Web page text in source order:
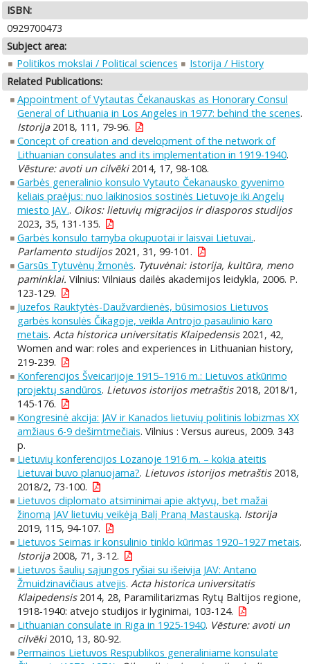
ISBN:
0929700473
Subject area:
Politikos mokslai / Political sciences
Istorija / History
Related Publications:
Appointment of Vytautas Čekanauskas as Honorary Consul
General of Lithuania in Los Angeles in 1977: behind the scenes.
Istorija2018, 111, 79-96.
Concept of creation and development of the network of
Lithuanian consulates and its implementation in 1919-1940.
Vēsture: avoti un cilvēki2014, 17, 98-108.
Garbės generalinio konsulo Vytauto Čekanausko gyvenimo
keliais praėjus: nuo laikinosios sostinės Lietuvoje iki Angelų
miesto JAV.. Oikos: lietuvių migracijos ir diasporos studijos
2023, 35, 131-135.
Garbės konsulo tarnyba okupuotai ir laisvai Lietuvai..
Parlamento studijos2021, 31, 99-101.
Garsūs Tytuvėnų žmonės. Tytuvėnai: istorija, kultūra, meno
paminklai. Vilnius: Vilniaus dailės akademijos leidykla, 2006. P.
123-129.
Juzefos Rauktytės-Daužvardienės, būsimosios Lietuvos
garbės konsulės Čikagoje, veikla Antrojo pasaulinio karo
metais. Acta historica universitatis Klaipedensis2021, 42,
Women and war: roles and experiences in Lithuanian history,
219-239.
Konferencijos Šveicarijoje 1915–1916 m.: Lietuvos atkūrimo
projektų sandūros. Lietuvos istorijos metraštis2018, 2018/1,
145-176.
Kongresinė akcija: JAV ir Kanados lietuvių politinis lobizmas XX
amžiaus 6-9 dešimtmečiais. Vilnius : Versus aureus, 2009. 343
p.
Lietuvių konferencijos Lozanoje 1916 m. – kokia ateitis
Lietuvai buvo planuojama?. Lietuvos istorijos metraštis2018,
2018/2, 73-100.
Lietuvos diplomato atsiminimai apie aktyvų, bet mažai
žinomą JAV lietuvių veikėją Balį Praną Mastauską. Istorija
2019, 115, 94-107.
Lietuvos Seimas ir konsulinio tinklo kūrimas 1920–1927 metais.
Istorija2008, 71, 3-12.
Lietuvos šaulių sąjungos ryšiai su išeivija JAV: Antano
Žmuidzinavičiaus atvejis. Acta historica universitatis
Klaipedensis2014, 28, Paramilitarizmas Rytų Baltijos regione,
1918-1940: atvejo studijos ir lyginimai, 103-124.
Lithuanian consulate in Riga in 1925-1940. Vēsture: avoti un
cilvēki2010, 13, 80-92.
Permainos Lietuvos Respublikos generaliniame konsulate